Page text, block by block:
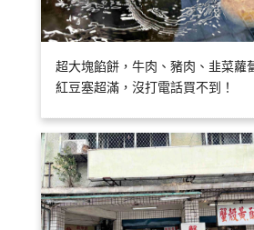
超大塊餡餅，牛肉、豬肉、韭菜蘿
紅豆塞超滿，沒打電話買不到！